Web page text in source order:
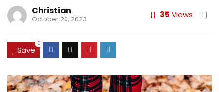
Christian
October 20, 2023 35 Views
Save
0